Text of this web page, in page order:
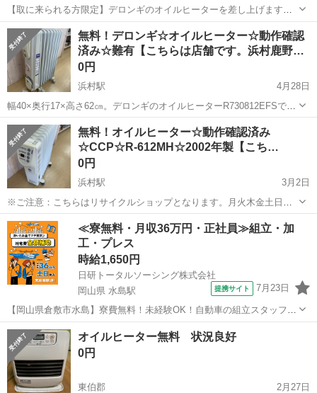
【取に来られる方限定】デロンギのオイルヒーターを差し上げます。
使用しなくなったため、差し上げます･･･まだまだ現役で使えます。
鳥取 米子市 季節、空調家電
無料！デロンギ☆オイルヒーター☆動作確認
済み☆難有【こちらは店舗です。浜村鹿野…
0円
浜村駅
4月28日
幅40×奥行17×高さ62㎝。デロンギのオイルヒーターR730812EFSで
す。通電確認はOKでした。脚のキャスター部分が壊れていて、金具で
補修してあります。どなたかもらっていただけませんか？ ※ご注意：
複数のお客様と...
鳥取 鳥取市 浜村駅 季節、空調家電 デロンギ
無料！オイルヒーター☆動作確認済み
☆CCP☆R-612MH☆2002年製【こち…
0円
浜村駅
3月2日
※ご注意：こちらはリサイクルショップとなります。月火木金土日の9
時～19時まで営業しております。水曜日は定休日となります。引取り
希望日時を明記の上ご連絡ください。申し訳ありませんがこちらから
の連絡が遅くなることもございます。...
鳥取 鳥取市 浜村駅 季節、空調家電 宮本
≪寮無料・月収36万円・正社員≫組立・加
工・プレス
時給1,650円
日研トータルソーシング株式会社
岡山県 水島駅
提携サイト 7月23日
【岡山県倉敷市水島】寮費無料！未経験OK！自動車の組立スタッフ
《お仕事No.NS0089》 お仕事について 車の組立作業です。専用レール
に乗って流れてくる車の骨組みに、車内外の各部品・ハンドル・足回
り・ドア・シートなどの各...
岡山 倉敷市 水島駅 その他
オイルヒーター無料 状況良好
0円
東伯郡
2月27日